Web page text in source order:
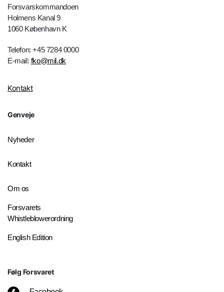
Forsvarskommandoen
Holmens Kanal 9
1060 København K
Telefon: +45 7284 0000
E-mail: fko@mil.dk
Kontakt
Genveje
Nyheder
Kontakt
Om os
Forsvarets
Whistleblowerordning
English Edition
Følg Forsvaret